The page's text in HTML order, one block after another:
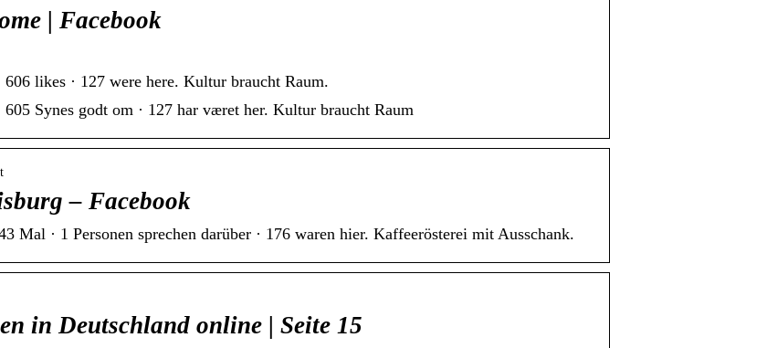
| Facebook
likes · 127 were here. Kultur braucht Raum.
Synes godt om · 127 har været her. Kultur braucht Raum
– Facebook
Mal · 1 Personen sprechen darüber · 176 waren hier. Kaffeerösterei mit Ausschank.
in Deutschland online | Seite 15